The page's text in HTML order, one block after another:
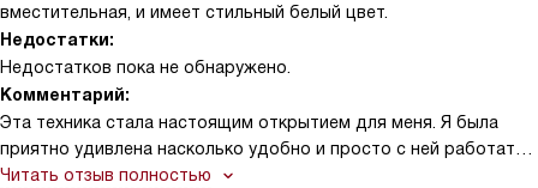
вместительная, и имеет стильный белый цвет.
Недостатки:
Недостатков пока не обнаружено.
Комментарий:
Эта техника стала настоящим открытием для меня. Я была
приятно удивлена насколько удобно и просто с ней работать.
Сенсорный экран реагирует на мои команды быстро и точно,
Читать отзыв полностью